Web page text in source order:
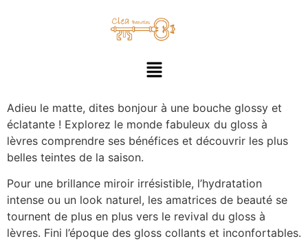
Adieu le matte, dites bonjour à une bouche glossy et
éclatante ! Explorez le monde fabuleux du gloss à
lèvres comprendre ses bénéfices et découvrir les plus
belles teintes de la saison.
Pour une brillance miroir irrésistible, l’hydratation
intense ou un look naturel, les amatrices de beauté se
tournent de plus en plus vers le revival du gloss à
lèvres. Fini l’époque des gloss collants et inconfortables.